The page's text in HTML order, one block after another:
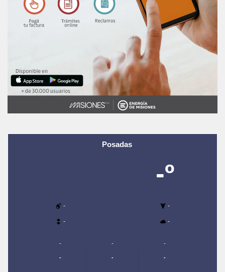
Posadas
-º
- -
- -
-
-
-
-
-
-